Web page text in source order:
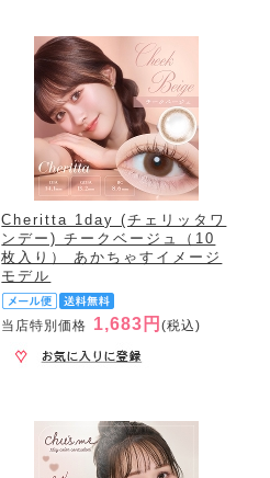
Cheritta 1day (チェリッタワ
ンデー) チークベージュ（10
枚入り） あかちゃすイメージ
モデル
当店特別価格 1,683円(税込)